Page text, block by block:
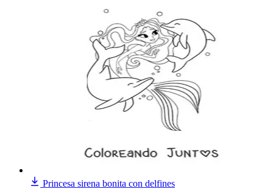
Princesa sirena bonita con delfines